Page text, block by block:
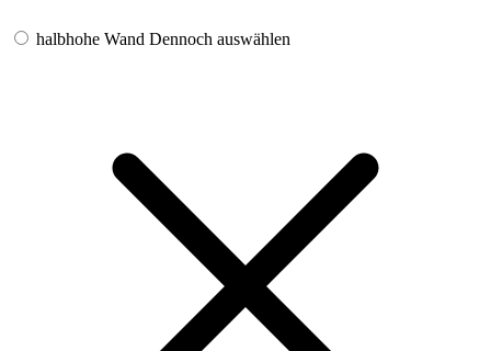
halbhohe Wand Dennoch auswählen